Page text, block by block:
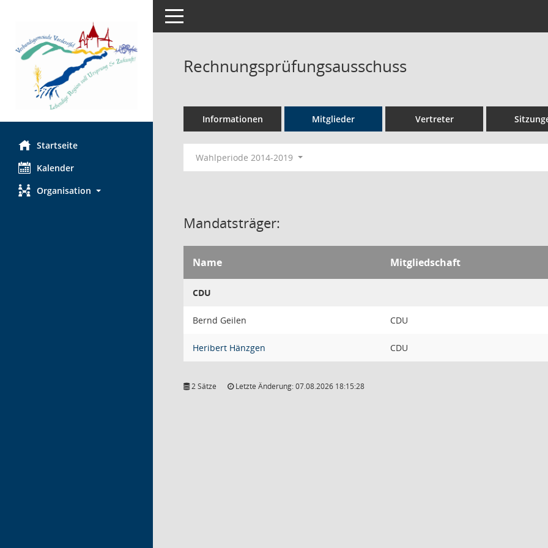
Startseite
Kalender
Organisation
Toggle navigation
Rechnungsprüfungsausschuss
Informationen Mitglieder Vertreter
Wahlperiode 2014-2019
Mandatsträger:
Name Mitgliedschaft
CDU
Bernd Geilen CDU
Heribert Hänzgen CDU
2 Sätze Letzte Änderung: 07.08.2026 18:15:28